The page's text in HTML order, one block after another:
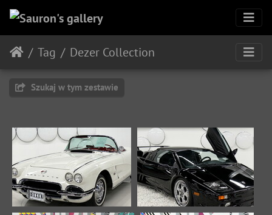
Tag Dezer Collection
Szukaj w tym zestawie